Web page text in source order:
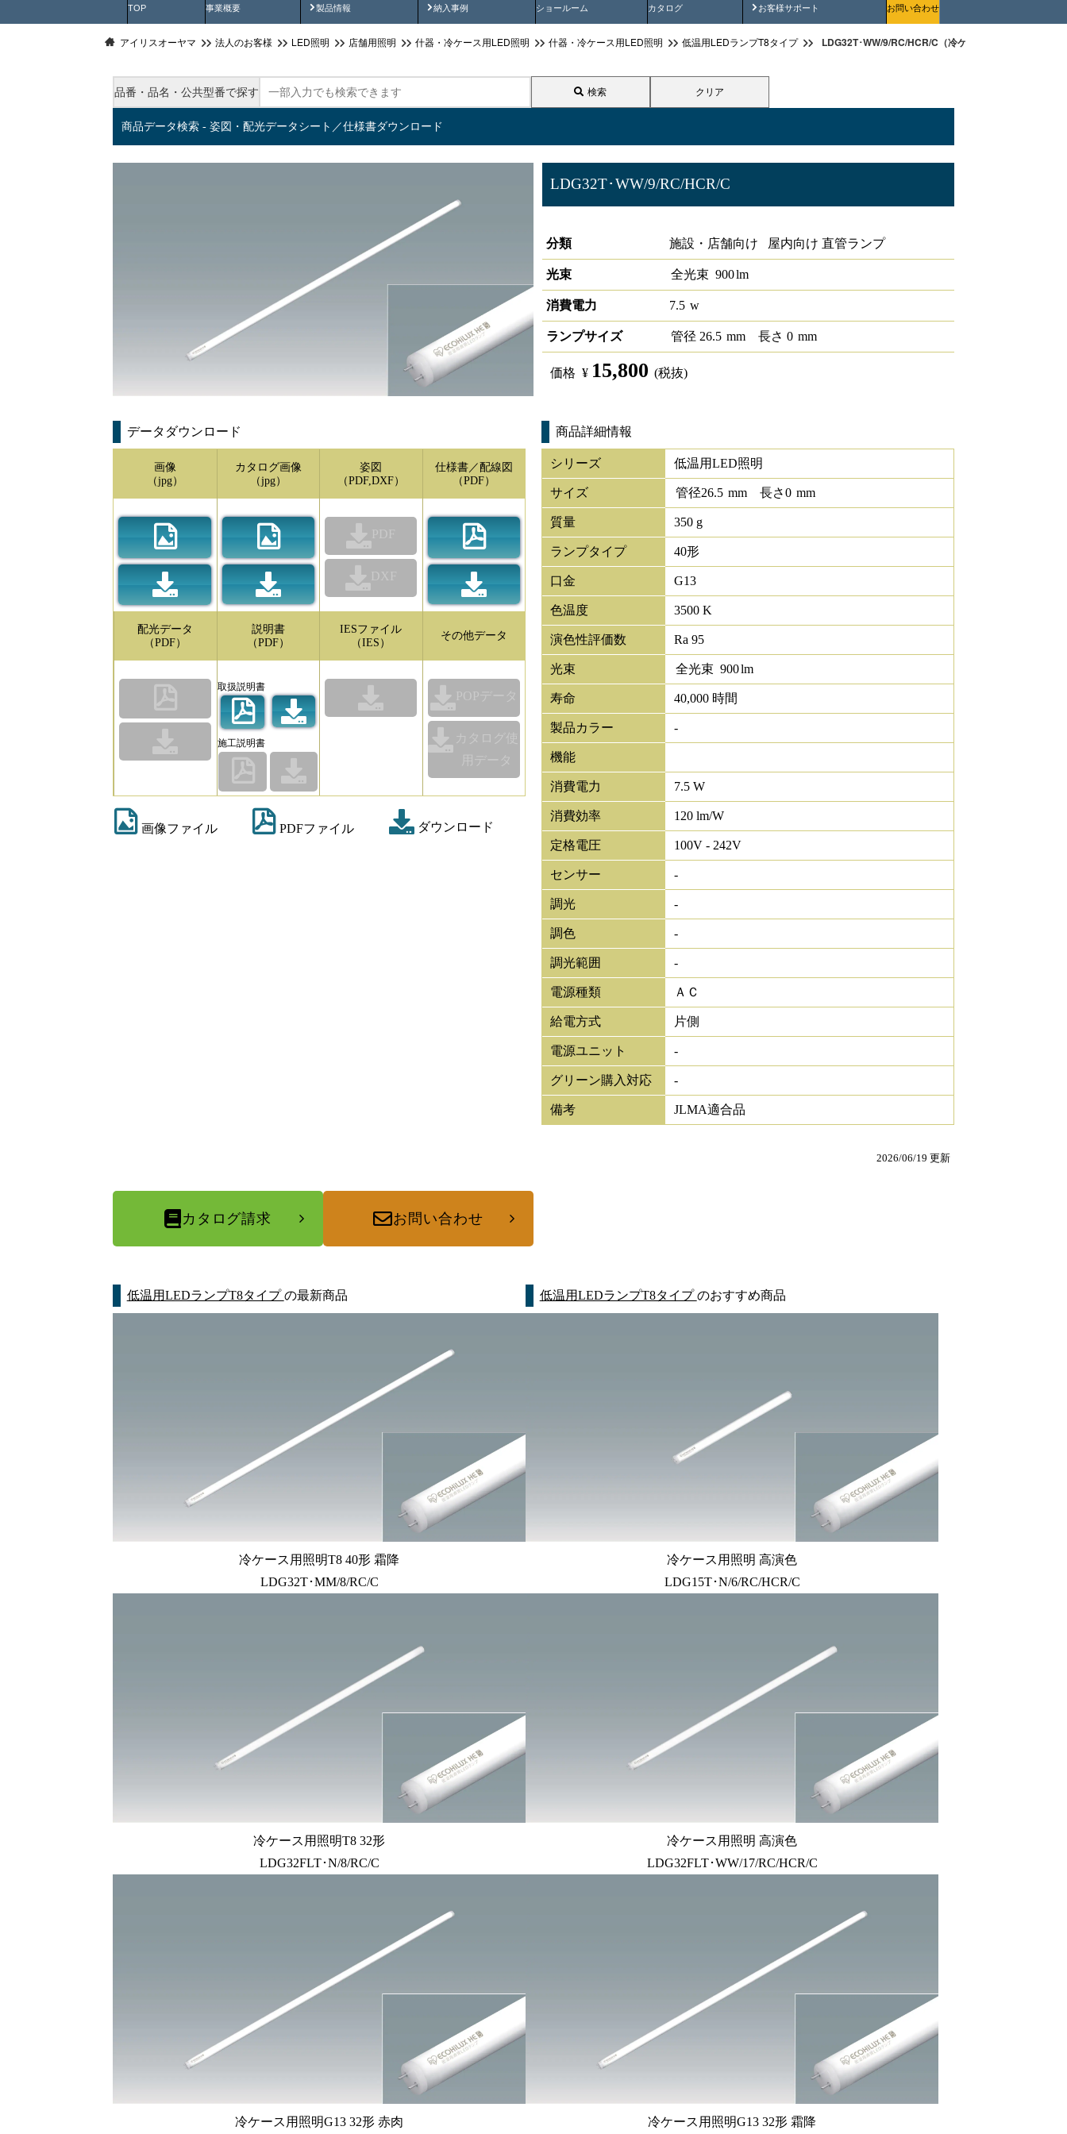
TOP 事業概要 製品情報
製品動画 納入事例
納入事例動画 ショールーム カタログ お客様サポート
安全にご使用いただくためにお問い合わせ
アイリスオーヤマ 法人のお客様 LED照明 店舗用照明 什器・冷ケース用LED照明 什器・冷ケース用LED照明 低温用LEDランプT8タイプ LDG32T･WW/9/RC/HCR/C（冷ケース用照明 高演色）
品番・品名・公共型番で探す 検索 クリア
商品データ検索 - 姿図・配光データシート／仕様書ダウンロード
LDG32T･WW/9/RC/HCR/C
分類
施設・店舗向け 屋内向け 直管ランプ
光束 全光束 900lm
消費電力 7.5 w
ランプサイズ 管径 26.5 mm 長さ0 mm
価格 ¥ 15,800 (税抜)
データダウンロード
画像
（jpg）
カタログ画像
（jpg）
姿図
（PDF,DXF）
PDF
DXF
仕様書／配線図
（PDF）
配光データ
（PDF）
説明書
（PDF）
取扱説明書
施工説明書
IESファイル
（IES）
その他データ
POPデータ
カタログ使
用データ
画像ファイル PDFファイル ダウンロード
商品詳細情報
シリーズ 低温用LED照明
サイズ 管径26.5 mm 長さ0 mm
質量 350 g
ランプタイプ 40形
口金 G13
色温度 3500 K
演色性評価数 Ra 95
光束 全光束 900lm
寿命 40,000 時間
製品カラー -
機能
消費電力 7.5 W
消費効率 120 lm/W
定格電圧 100V - 242V
センサー -
調光 -
調色 -
調光範囲 -
電源種類 ＡＣ
給電方式 片側
電源ユニット -
グリーン購入対応 -
備考 JLMA適合品
2026/06/19 更新
カタログ請求 お問い合わせ
低温用LEDランプT8タイプの最新商品
冷ケース用照明T8 40形 霜降
LDG32T･MM/8/RC/C
冷ケース用照明T8 32形
LDG32FLT･N/8/RC/C
冷ケース用照明G13 32形 赤肉
低温用LEDランプT8タイプのおすすめ商品
冷ケース用照明 高演色
LDG15T･N/6/RC/HCR/C
冷ケース用照明 高演色
LDG32FLT･WW/17/RC/HCR/C
冷ケース用照明G13 32形 霜降